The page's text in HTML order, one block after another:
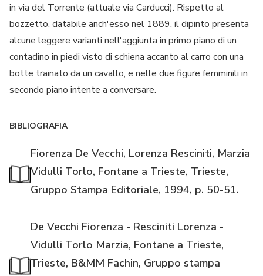
in via del Torrente (attuale via Carducci). Rispetto al
bozzetto, databile anch'esso nel 1889, il dipinto presenta
alcune leggere varianti nell'aggiunta in primo piano di un
contadino in piedi visto di schiena accanto al carro con una
botte trainato da un cavallo, e nelle due figure femminili in
secondo piano intente a conversare.
BIBLIOGRAFIA
Fiorenza De Vecchi, Lorenza Resciniti, Marzia
Vidulli Torlo, Fontane a Trieste, Trieste,
Gruppo Stampa Editoriale, 1994, p. 50-51.
De Vecchi Fiorenza - Resciniti Lorenza -
Vidulli Torlo Marzia, Fontane a Trieste,
Trieste, B&MM Fachin, Gruppo stampa